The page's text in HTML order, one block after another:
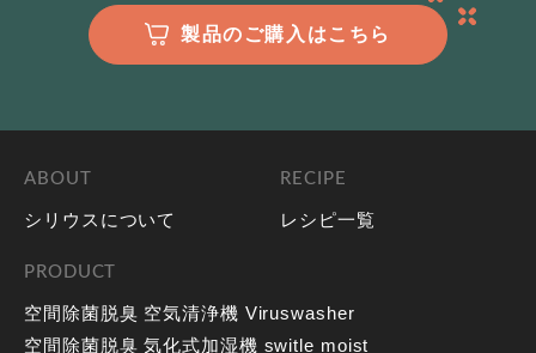
製品のご購入はこちら
ABOUT
シリウスについて
PRODUCT
空間除菌脱臭 空気清浄機 Viruswasher
空間除菌脱臭 気化式加湿機 switle moist
RECIPE
レシピ一覧